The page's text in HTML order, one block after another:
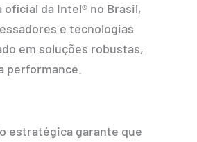
oficial da Intel® no Brasil,
e tecnologias
em soluções robustas,
performance.
estratégica garante que